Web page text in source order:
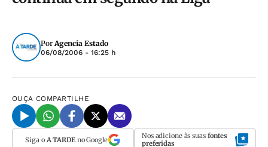
PorAgencia Estado
06/08/2006 - 16:25 h
OUÇA COMPARTILHE
Siga o A TARDEno Google Nos adicione às suas fontes
preferidas